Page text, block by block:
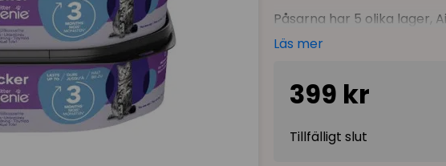
Påsarna har 5 olika lager,
genom att kapsla in lukter
Observera att den här
Läs mer
399 kr
Tillfälligt slut